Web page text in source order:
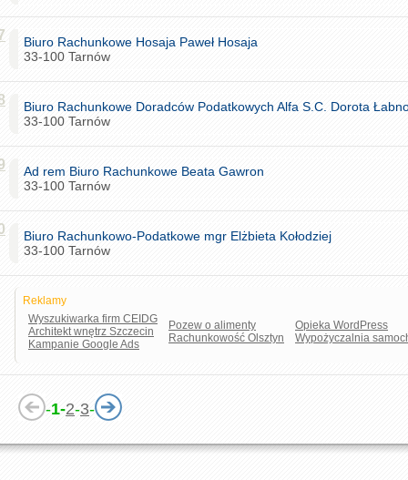
Biuro Rachunkowe Hosaja Paweł Hosaja
33-100 Tarnów
Biuro Rachunkowe Doradców Podatkowych Alfa S.C. Dorota
33-100 Tarnów
Ad rem Biuro Rachunkowe Beata Gawron
33-100 Tarnów
Biuro Rachunkowo-Podatkowe mgr Elżbieta Kołodziej
33-100 Tarnów
Reklamy
Wyszukiwarka firm CEIDG
Architekt wnętrz Szczecin
Kampanie Google Ads
Pozew o alimenty
Rachunkowość Olsztyn
Opieka WordPress
Wypożyczalnia
-1-2-3-